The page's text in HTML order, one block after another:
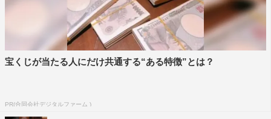
https://www.tbs.co.jp/program/whystory/
公式Twitter：@tbs_whyhanashi
宝くじが当たる人にだけ共通する“ある特徴”とは？
PR(合同会社デジタルファーム )